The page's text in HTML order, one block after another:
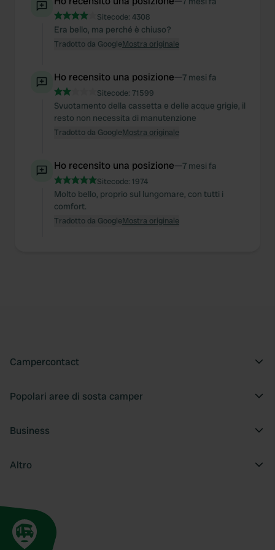
We use cookies to personalise content and ads, to
provide social media features and to analyse our traffic.
We also share information about your use of our site with
our social media, advertising and analytics partners who
provided to them or that they’ve collected from your use
of their services.
Sitecode: 4308
Era bello, ma perché è chiuso?
Tradotto da GoogleMostra originale
Ho recensito una posizione—7 mesi fa
Sitecode: 71599
Svuotamento della cassetta e delle acque grigie, il
resto non necessita di manutenzione
Tradotto da GoogleMostra originale
Ho recensito una posizione—7 mesi fa
Sitecode: 1974
Molto bello, proprio sul lungomare, con tutti i
comfort.
Tradotto da GoogleMostra originale
Campercontact
Popolari aree di sosta camper
Business
Altro